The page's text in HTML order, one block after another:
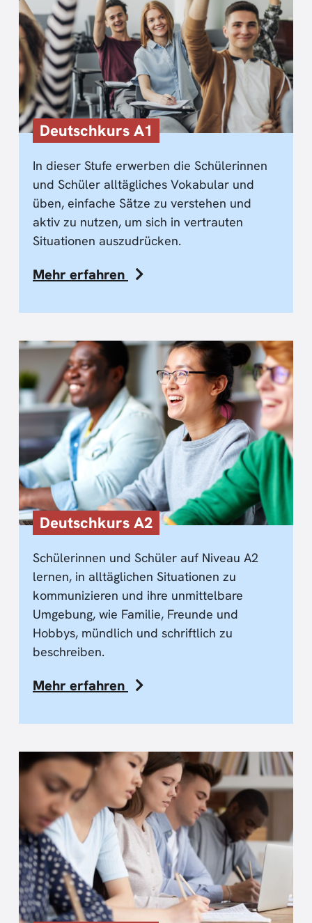
Deutschkurs A1
In dieser Stufe erwerben die Schülerinnen
und Schüler alltägliches Vokabular und
üben, einfache Sätze zu verstehen und
aktiv zu nutzen, um sich in vertrauten
Situationen auszudrücken.
Mehr erfahren
Deutschkurs A2
Schülerinnen und Schüler auf Niveau A2
lernen, in alltäglichen Situationen zu
kommunizieren und ihre unmittelbare
Umgebung, wie Familie, Freunde und
Hobbys, mündlich und schriftlich zu
beschreiben.
Mehr erfahren